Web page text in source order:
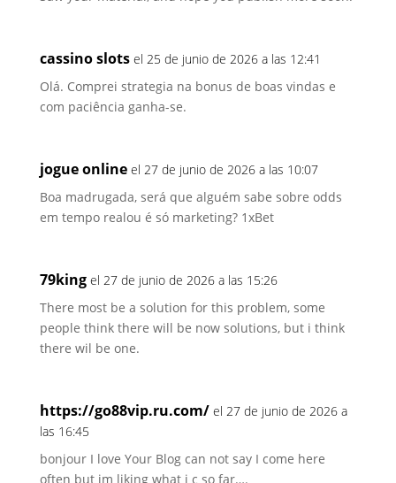
cassino slots el 25 de junio de 2026 a las 12:41
Olá. Comprei strategia na bonus de boas vindas e
com paciência ganha-se.
jogue online el 27 de junio de 2026 a las 10:07
Boa madrugada, será que alguém sabe sobre odds
em tempo realou é só marketing? 1xBet
79king el 27 de junio de 2026 a las 15:26
There most be a solution for this problem, some
people think there will be now solutions, but i think
there wil be one.
https://go88vip.ru.com/ el 27 de junio de 2026 a
las 16:45
bonjour I love Your Blog can not say I come here
often but im liking what i c so far….